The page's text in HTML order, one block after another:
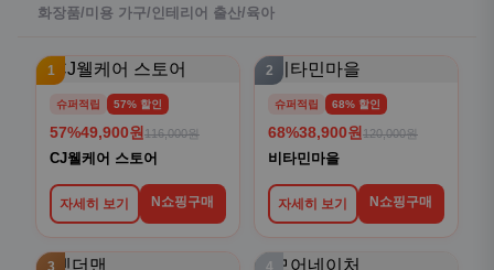
화장품/미용 가구/인테리어 출산/육아
1
슈퍼적립 57% 할인
57%49,900원 116,000원
CJ웰케어 스토어
자세히 보기 N쇼핑구매
2
슈퍼적립 68% 할인
68%38,900원 120,000원
비타민마을
자세히 보기 N쇼핑구매
3 4